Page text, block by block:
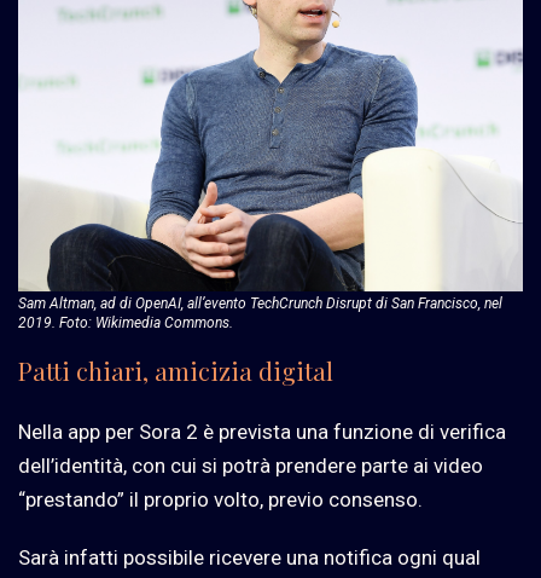
Sam Altman, ad di OpenAI, all’evento TechCrunch Disrupt di San Francisco, nel
2019. Foto: Wikimedia Commons.
Patti chiari, amicizia digital
Nella app per Sora 2 è prevista una funzione di verifica
dell’identità, con cui si potrà prendere parte ai video
“prestando” il proprio volto, previo consenso.
Sarà infatti possibile ricevere una notifica ogni qual